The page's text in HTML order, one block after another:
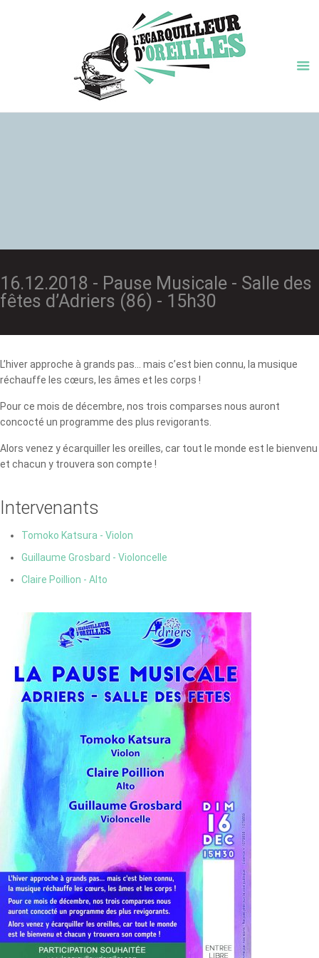
16.12.2018 - Pause Musicale - Salle des
fêtes d’Adriers (86) - 15h30
L’hiver approche à grands pas... mais c’est bien connu, la musique
réchauffe les cœurs, les âmes et les corps !
Pour ce mois de décembre, nos trois comparses nous auront
concocté un programme des plus revigorants.
Alors venez y écarquiller les oreilles, car tout le monde est le bienvenu
et chacun y trouvera son compte !
Intervenants
Tomoko Katsura - Violon
Guillaume Grosbard - Violoncelle
Claire Poillion - Alto